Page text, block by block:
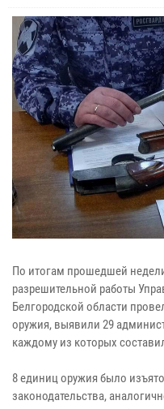
По итогам прошедшей
разрешительной работы
Белгородской области
оружия, выявили 29
каждому из которых
8 единиц оружия было
законодательства,